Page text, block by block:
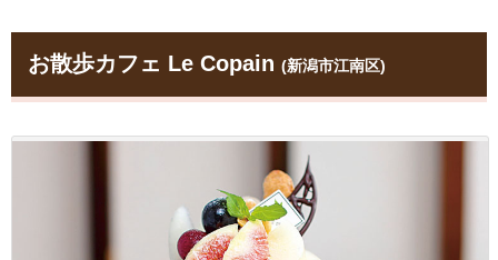
お散歩カフェ Le Copain (新潟市江南区)